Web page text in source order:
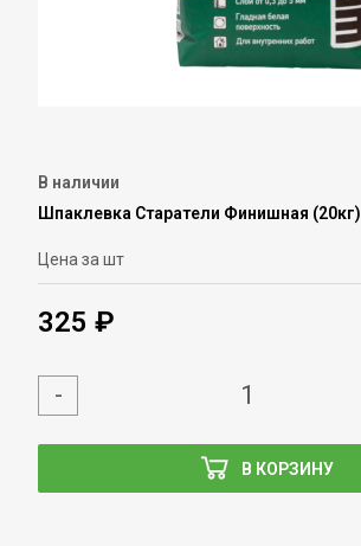
В наличии
Шпаклевка Старатели Финишная (20кг)
Цена за шт
325 ₽
В КОРЗИНУ
-